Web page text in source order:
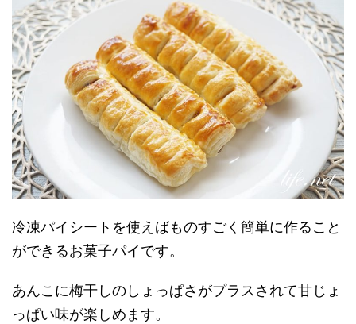
冷凍パイシートを使えばものすごく簡単に作ること
ができるお菓子パイです。
あんこに梅干しのしょっぱさがプラスされて甘じょ
っぱい味が楽しめます。